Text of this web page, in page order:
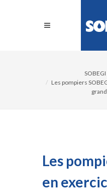
SOBEGI
Les pompiers
Les
en